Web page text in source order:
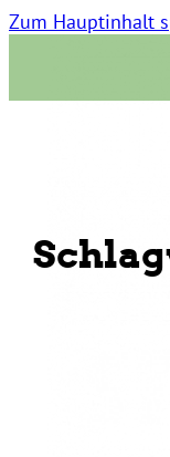
Zum Hauptinhalt